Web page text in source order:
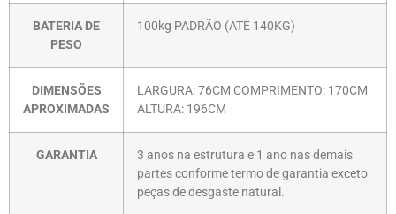
BATERIA DE
PESO
100kg PADRÃO (ATÉ 140KG)
DIMENSÕES
APROXIMADAS
LARGURA: 76CM COMPRIMENTO: 170CM
ALTURA: 196CM
GARANTIA
3 anos na estrutura e 1 ano nas demais
partes conforme termo de garantia exceto
peças de desgaste natural.